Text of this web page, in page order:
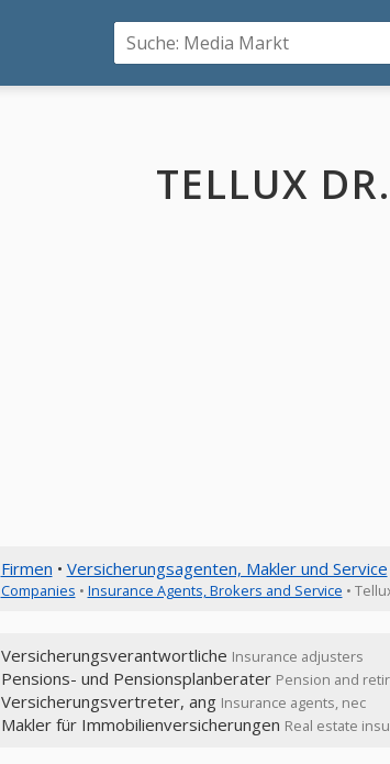
TELLUX
Firmen • Versicherungsagenten, Makler und Service
Companies • Insurance Agents, Brokers and Service •
Versicherungsverantwortliche Insurance adjusters
Pensions- und Pensionsplanberater Pension and
Versicherungsvertreter, ang Insurance agents, nec
Makler für Immobilienversicherungen Real estate